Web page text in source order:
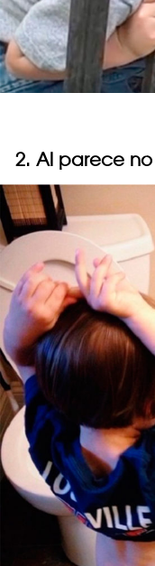
2. Al parece